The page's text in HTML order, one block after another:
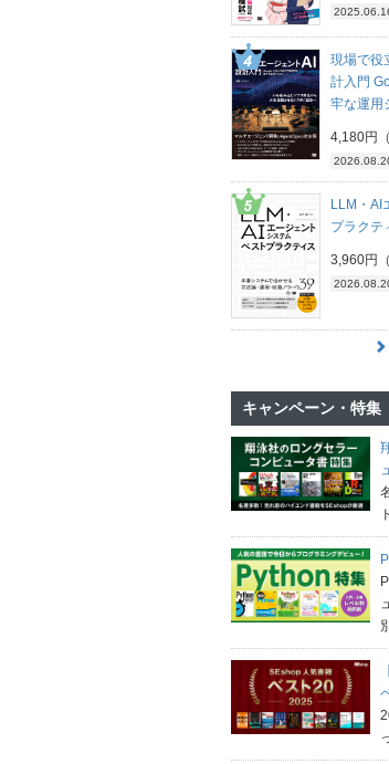
現場で役
計入門
牢な運用
4,180円
LLM・AI
プラクテ
3,960円
キャンペーン・特集